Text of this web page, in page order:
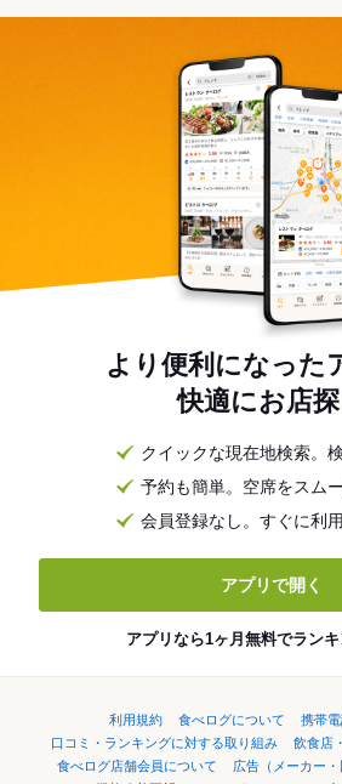
より便利になった
快適にお店
クイックな現在地検索。
予約も簡単。空席をスム
会員登録なし。すぐに利
アプリで開く
アプリなら1ヶ月無料でランキ
利用規約 食べログについて
携帯
口コミ・ランキングに対する取り組み
飲食店
食べログ店舗会員について
広告（メーカー